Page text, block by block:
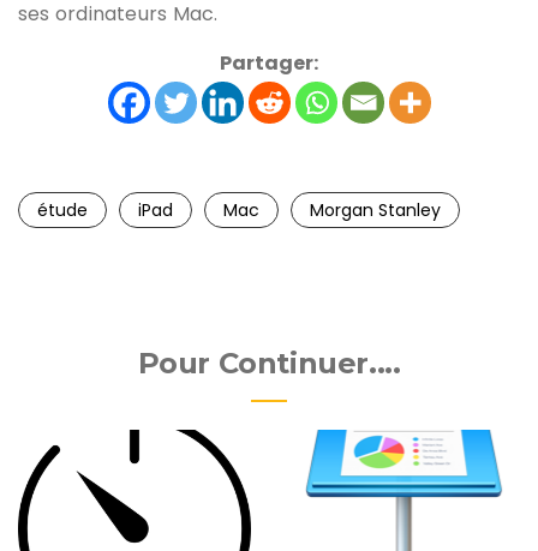
ses ordinateurs Mac.
Partager:
étude iPad Mac Morgan Stanley
Pour Continuer....